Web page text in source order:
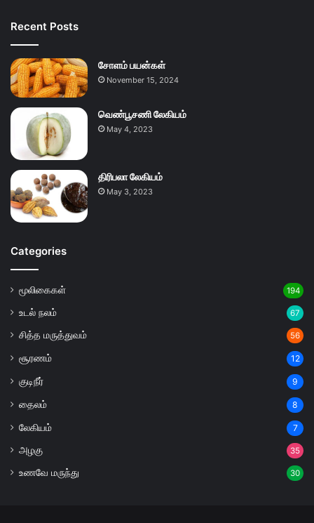
Recent Posts
சோளம் பயன்கள்
November 15, 2024
வெண்பூசணி லேகியம்
May 4, 2023
திரிபலா லேகியம்
May 3, 2023
Categories
மூலிகைகள் 194
உடல் நலம் 67
சித்த மருத்துவம் 56
சூரணம் 12
குடிநீர் 9
தைலம் 8
லேகியம் 7
அழகு 35
உணவே மருந்து 30